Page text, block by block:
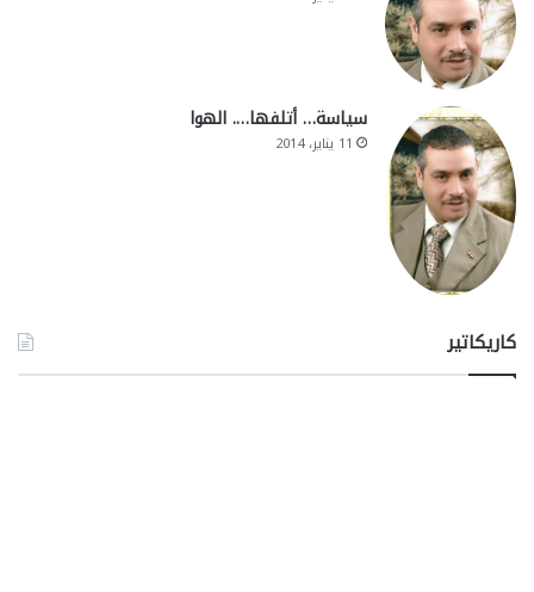
سياسة… أتلفها…. الهوا
11 يناير، 2014
كاريكاتير